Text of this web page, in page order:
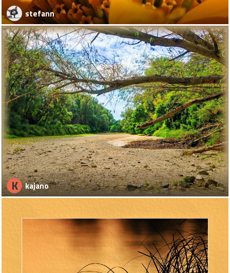
stefann
K kajano